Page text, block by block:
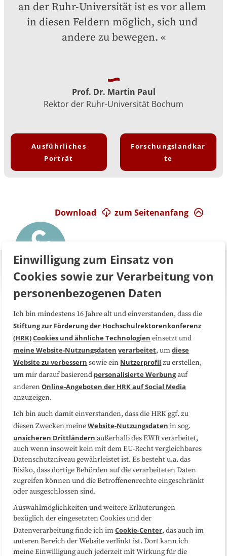
an der Ruhr-Universität ist es vor allem
in diesen Feldern möglich, sich und
andere zu bewegen.
Prof. Dr. Martin Paul
Rektor der Ruhr-Universität Bochum
Ausführliches
Porträt
Forschungslandkar
te
zum Seitenanfang
Download
Über uns FAQ
Medienarbeit Kooperationen
Datenschutzerklärung Impressum
Sitemap
Folgen Sie uns
Einwilligung zum Einsatz von
Cookies sowie zur Verarbeitung von
personenbezogenen Daten
Ich bin mindestens 16 Jahre alt und einverstanden, dass die
Stiftung zur Förderung der Hochschulrektorenkonferenz
(HRK)Cookies und ähnliche Technologien einsetzt und
meine Website-Nutzungsdaten verarbeitet, umdiese
Website zu verbessern sowie ein Nutzerprofil zu erstellen,
um mir darauf basierend personalisierte Werbungauf
anderenOnline-Angeboten der HRK auf Social Media
anzuzeigen.
Ich bin auch damit einverstanden, dass die HRK ggf. zu
diesen Zwecken meineWebsite-Nutzungsdaten in sog.
unsicheren Drittländern außerhalb des EWR verarbeitet,
auch wenn insoweit kein mit dem EU-Recht vergleichbares
Datenschutzniveau gewährleistet ist. Es besteht u.a. das
Risiko, dass dortige Behörden auf die verarbeiteten Daten
zugreifen können und die Betroffenenrechte eingeschränkt
oder ausgeschlossen sind.
Auswahlmöglichkeiten und weitere Erläuterungen
bezüglich der eingesetzten Cookies und der
Datenverarbeitung finde ich imCookie-Center, das auch im
unteren Bereich der Website verlinkt ist. Dort kann ich
meine Einwilligung auch jederzeit mit Wirkung für die